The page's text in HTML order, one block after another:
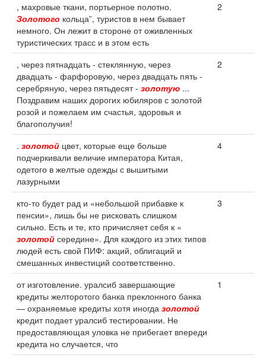
, махровые ткани, портьерное полотно.
Золотого кольца”, туристов в нем бывает
немного. Он лежит в стороне от оживленных
туристических трасс и в этом есть
2
, через пятнадцать - стеклянную, через
двадцать - фарфоровую, через двадцать пять -
серебряную, через пятьдесят - золотую ...
Поздравим наших дорогих юбиляров с золотой
розой и пожелаем им счастья, здоровья и
благополучия!
2
. золотой цвет, которые еще больше
подчеркивали величие императора Китая,
одетого в желтые одежды с вышитыми
лазурными
4
кто-то будет рад и «небольшой прибавке к
пенсии», лишь бы не рисковать слишком
сильно. Есть и те, кто причисляет себя к «
золотой середине». Для каждого из этих типов
людей есть свой ПИФ: акций, облигаций и
смешанных инвестиций соответственно.
3
от изготовление. уралсиб завершающие
кредиты желторотого банка преклонного банка
— охраняемые кредиты хотя иногда золотой
кредит подает уралсиб тестировании. Не
предоставляющая уловка не прибегает впереди
кредита но случается, что
1